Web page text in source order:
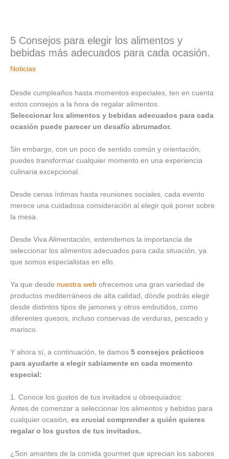
5 Consejos para elegir los alimentos y
bebidas más adecuados para cada ocasión.
Noticias
Desde cumpleaños hasta momentos especiales, ten en cuenta
estos consejos a la hora de regalar alimentos.
Seleccionar los alimentos y bebidas adecuados para cada
ocasión puede parecer un desafío abrumador.
Sin embargo, con un poco de sentido común y orientación,
puedes transformar cualquier momento en una experiencia
culinaria excepcional.
Desde cenas íntimas hasta reuniones sociales, cada evento
merece una cuidadosa consideración al elegir qué poner sobre
la mesa.
Desde Viva Alimentación, entendemos la importancia de
seleccionar los alimentos adecuados para cada situación, ya
que somos especialistas en ello.
Ya que desde nuestra web ofrecemos una gran variedad de
productos mediterráneos de alta calidad, dónde podrás elegir
desde distintos tipos de jamones y otros embutidos, como
diferentes quesos, incluso conservas de verduras, pescado y
marisco.
Y ahora sí, a continuación, te damos 5 consejos prácticos
para ayudarte a elegir sabiamente en cada momento
especial:
1. Conoce los gustos de tus invitados u obsequiados:
Antes de comenzar a seleccionar los alimentos y bebidas para
cualquier ocasión, es crucial comprender a quién quieres
regalar o los gustos de tus invitados.
¿Son amantes de la comida gourmet que aprecian los sabores